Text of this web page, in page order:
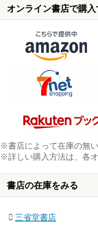
オンライン書店で購入
※書店によって在庫の無
※詳しい購入方法は、各
書店の在庫をみる
三省堂書店